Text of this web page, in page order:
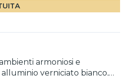
armoniosi e
verniciato bianco,